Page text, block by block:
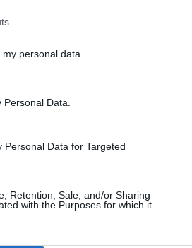
personal data.
Data.
Data for Targeted
Retention, Sale, and/or Sharing
with the Purposes for which it
presidenta"
la venta del ático de